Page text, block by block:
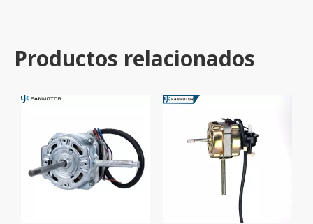
Productos relacionados